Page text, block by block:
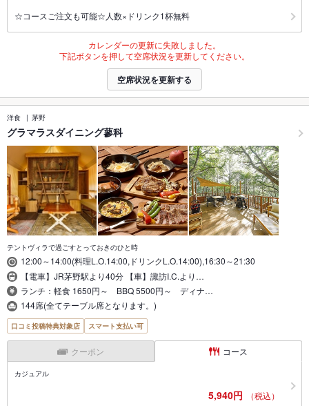
☆コースご注文も可能☆人数×ドリンク1杯無料
カレンダーの更新に失敗しました。
下記ボタンを押して空席状況を更新してください。
空席状況を更新する
洋食 茅野
グラマラスダイニング蓼科
テントヴィラで過ごすとっておきのひと時
12:00～14:00(料理L.O.14:00,ドリンクL.O.14:00),16:30～21:30
【電車】JR茅野駅より40分 【車】諏訪I.C.より…
ランチ：軽食 1650円～ BBQ 5500円～ ディナ…
144席(全てテーブル席となります。)
口コミ投稿特典対象店 スマート支払い可
クーポン コース
カジュアル
5,940円 （税込）